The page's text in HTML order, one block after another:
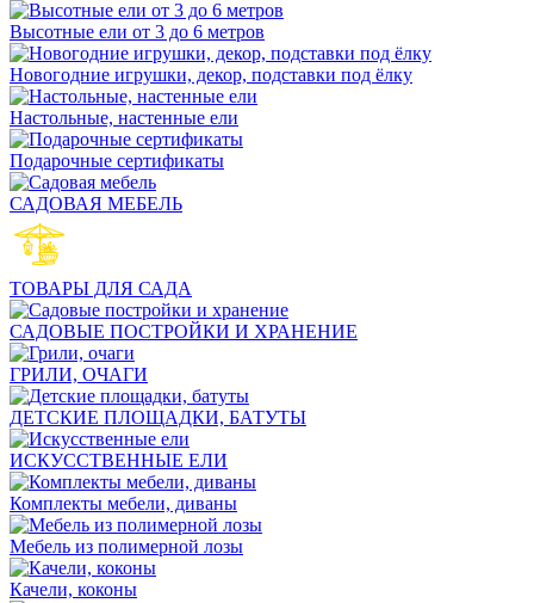
Высотные ели от 3 до 6 метров
Новогодние игрушки, декор, подставки под ёлку
Настольные, настенные ели
Подарочные сертификаты
САДОВАЯ МЕБЕЛЬ
ТОВАРЫ ДЛЯ САДА
САДОВЫЕ ПОСТРОЙКИ И ХРАНЕНИЕ
ГРИЛИ, ОЧАГИ
ДЕТСКИЕ ПЛОЩАДКИ, БАТУТЫ
ИСКУССТВЕННЫЕ ЕЛИ
Комплекты мебели, диваны
Мебель из полимерной лозы
Качели, коконы